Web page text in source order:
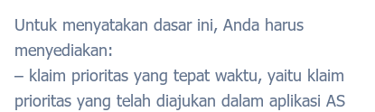
Untuk menyatakan dasar ini, Anda harus
menyediakan:
– klaim prioritas yang tepat waktu, yaitu klaim
prioritas yang telah diajukan dalam aplikasi AS